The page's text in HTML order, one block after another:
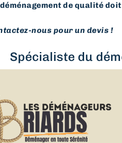
de qualité
nous pour un devis !
Spécialiste du